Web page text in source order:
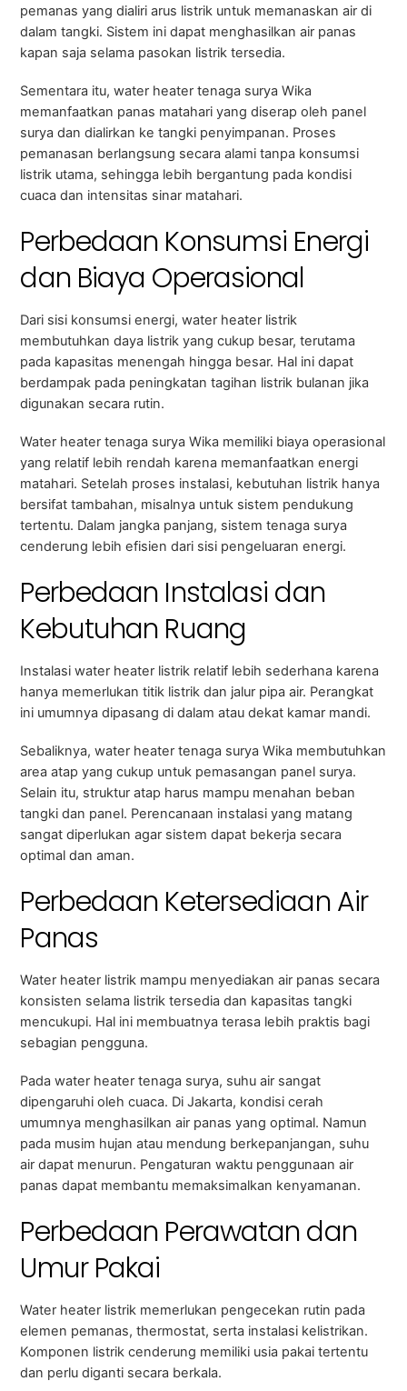
pemanas yang dialiri arus listrik untuk memanaskan air di
dalam tangki. Sistem ini dapat menghasilkan air panas
kapan saja selama pasokan listrik tersedia.
Sementara itu, water heater tenaga surya Wika
memanfaatkan panas matahari yang diserap oleh panel
surya dan dialirkan ke tangki penyimpanan. Proses
pemanasan berlangsung secara alami tanpa konsumsi
listrik utama, sehingga lebih bergantung pada kondisi
cuaca dan intensitas sinar matahari.
Perbedaan Konsumsi Energi
dan Biaya Operasional
Dari sisi konsumsi energi, water heater listrik
membutuhkan daya listrik yang cukup besar, terutama
pada kapasitas menengah hingga besar. Hal ini dapat
berdampak pada peningkatan tagihan listrik bulanan jika
digunakan secara rutin.
Water heater tenaga surya Wika memiliki biaya operasional
yang relatif lebih rendah karena memanfaatkan energi
matahari. Setelah proses instalasi, kebutuhan listrik hanya
bersifat tambahan, misalnya untuk sistem pendukung
tertentu. Dalam jangka panjang, sistem tenaga surya
cenderung lebih efisien dari sisi pengeluaran energi.
Perbedaan Instalasi dan
Kebutuhan Ruang
Instalasi water heater listrik relatif lebih sederhana karena
hanya memerlukan titik listrik dan jalur pipa air. Perangkat
ini umumnya dipasang di dalam atau dekat kamar mandi.
Sebaliknya, water heater tenaga surya Wika membutuhkan
area atap yang cukup untuk pemasangan panel surya.
Selain itu, struktur atap harus mampu menahan beban
tangki dan panel. Perencanaan instalasi yang matang
sangat diperlukan agar sistem dapat bekerja secara
optimal dan aman.
Perbedaan Ketersediaan Air
Panas
Water heater listrik mampu menyediakan air panas secara
konsisten selama listrik tersedia dan kapasitas tangki
mencukupi. Hal ini membuatnya terasa lebih praktis bagi
sebagian pengguna.
Pada water heater tenaga surya, suhu air sangat
dipengaruhi oleh cuaca. Di Jakarta, kondisi cerah
umumnya menghasilkan air panas yang optimal. Namun
pada musim hujan atau mendung berkepanjangan, suhu
air dapat menurun. Pengaturan waktu penggunaan air
panas dapat membantu memaksimalkan kenyamanan.
Perbedaan Perawatan dan
Umur Pakai
Water heater listrik memerlukan pengecekan rutin pada
elemen pemanas, thermostat, serta instalasi kelistrikan.
Komponen listrik cenderung memiliki usia pakai tertentu
dan perlu diganti secara berkala.